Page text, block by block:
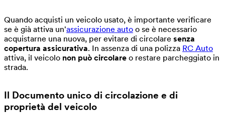
Quando acquisti un veicolo usato, è importante verificare
se è già attiva un'assicurazione auto o se è necessario
acquistarne una nuova, per evitare di circolare senza
copertura assicurativa. In assenza di una polizza RC Auto
attiva, il veicolo non può circolare o restare parcheggiato in
strada.
Il Documento unico di circolazione e di
proprietà del veicolo